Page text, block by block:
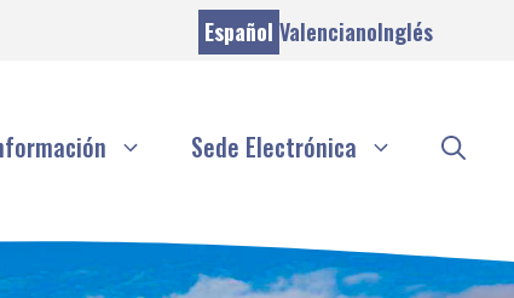
Español ValencianoInglés
Sede Electrónica